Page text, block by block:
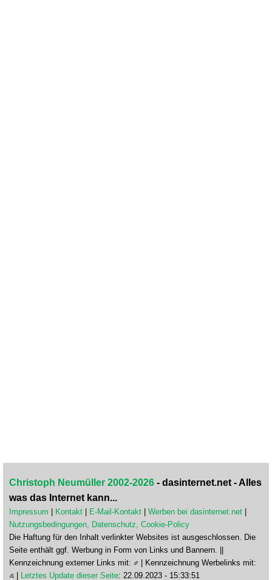
Christoph Neumüller 2002-2026 - dasinternet.net - Alles
was das Internet kann...
Impressum Kontakt E-Mail-Kontakt Werben bei dasinternet.net
Nutzungsbedingungen, Datenschutz, Cookie-Policy
Die Haftung für den Inhalt verlinkter Websites ist ausgeschlossen. Die
Seite enthält ggf. Werbung in Form von Links und Bannern. ||
Kennzeichnung externer Links mit:
| Kennzeichnung Werbelinks mit:
Letztes Update dieser Seite: 22.09.2023 - 15:33:51